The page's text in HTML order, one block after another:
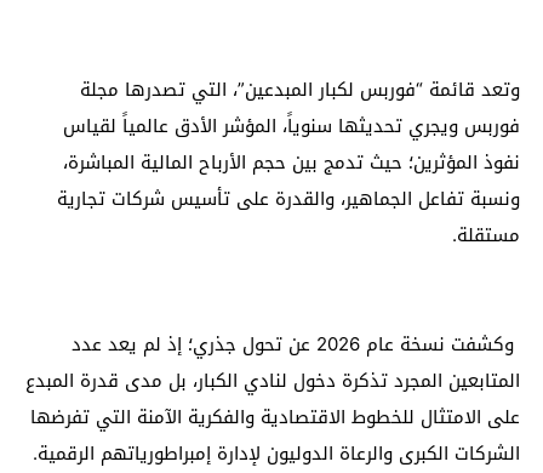
وتعد قائمة “فوربس لكبار المبدعين”، التي تصدرها مجلة
فوربس ويجري تحديثها سنوياً، المؤشر الأدق عالمياً لقياس
نفوذ المؤثرين؛ حيث تدمج بين حجم الأرباح المالية المباشرة،
ونسبة تفاعل الجماهير، والقدرة على تأسيس شركات تجارية
مستقلة.
وكشفت نسخة عام 2026 عن تحول جذري؛ إذ لم يعد عدد
المتابعين المجرد تذكرة دخول لنادي الكبار، بل مدى قدرة المبدع
على الامتثال للخطوط الاقتصادية والفكرية الآمنة التي تفرضها
الشركات الكبرى والرعاة الدوليون لإدارة إمبراطورياتهم الرقمية.